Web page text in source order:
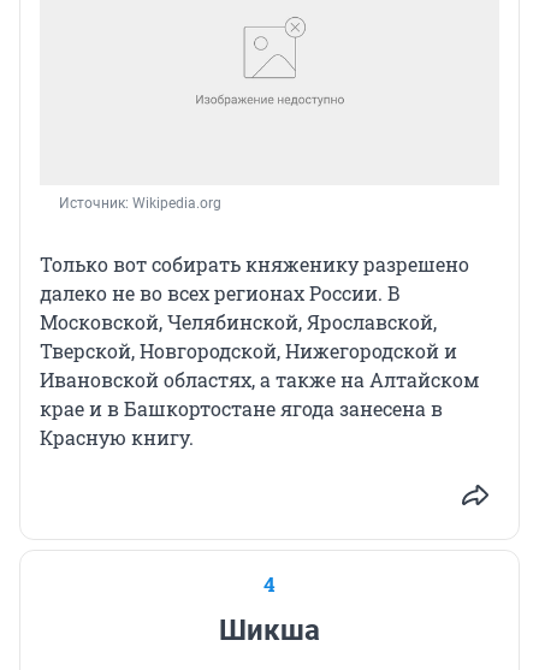
Источник: Wikipedia.org
Только вот собирать княженику разрешено
далеко не во всех регионах России. В
Московской, Челябинской, Ярославской,
Тверской, Новгородской, Нижегородской и
Ивановской областях, а также на Алтайском
крае и в Башкортостане ягода занесена в
Красную книгу.
4
Шикша